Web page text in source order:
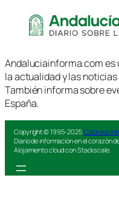
Andaluciainforma.com es
la actualidad y las
También informa sobre
España.
Copyright © 1995-2025Colorvivo
Diario de información en el corazón
Alojamiento cloud con Stackscale.